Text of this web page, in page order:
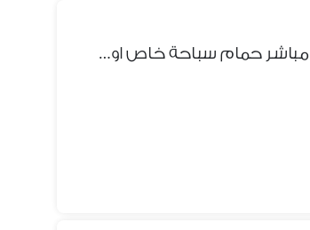
قرية كرير لاجون كيلو 39 قصر ايجار فيو بحر مباشر حمام سباحة خاص اول صف بحر